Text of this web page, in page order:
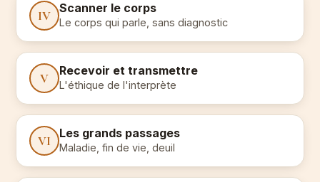
IV Scanner le corps
Le corps qui parle, sans diagnostic
V Recevoir et transmettre
L'éthique de l'interprète
VI Les grands passages
Maladie, fin de vie, deuil